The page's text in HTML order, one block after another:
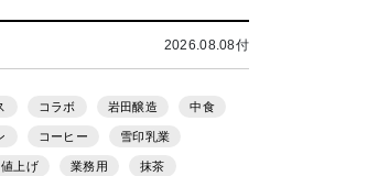
2026.08.08付
コラボ 岩田醸造 中食
コーヒー 雪印乳業
値上げ 業務用 抹茶